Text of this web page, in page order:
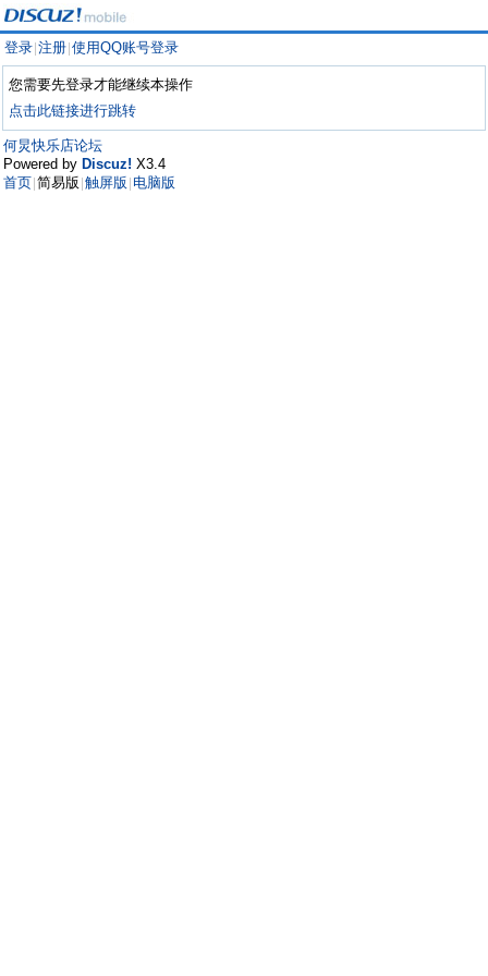
登录 注册 使用QQ账号登录
您需要先登录才能继续本操作
点击此链接进行跳转
何炅快乐店论坛
Powered by Discuz! X3.4
首页 简易版 触屏版 电脑版